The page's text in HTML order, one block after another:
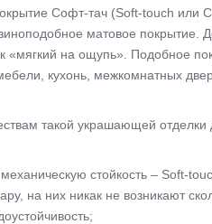
Софт-тач (Soft-touch или
матовое покрытие.
«мягкий на ощупь». Подобное
кухонь, межкомнатных
такой украшающей отделки
стойкость – Soft-
на них никак не возникают